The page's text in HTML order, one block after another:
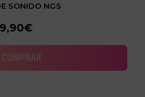
SONIDO NGS
COMPRAR